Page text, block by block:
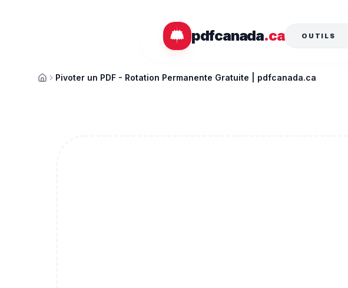
pdfcanada.ca OUTILS
AccueilPivoter un PDF - Rotation Permanente Gratuite | pdfcanada.ca